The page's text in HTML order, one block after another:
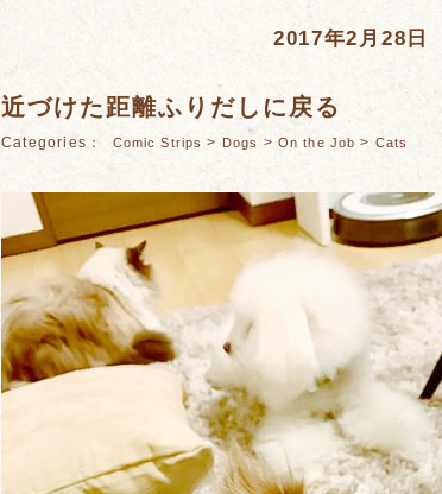
2017年2月28日
近づけた距離ふりだしに戻る
Categories： Comic Strips > Dogs > On the Job > Cats